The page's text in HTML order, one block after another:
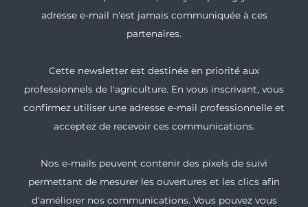
adresse e-mail n'est jamais communiquée à ces
partenaires.
Cette newsletter est destinée en priorité aux
professionnels de l'agriculture. En vous inscrivant, vous
confirmez utiliser une adresse e-mail professionnelle et
acceptez de recevoir ces communications.
Nos e-mails peuvent contenir des pixels de suivi
permettant de mesurer les ouvertures et les clics afin
d'améliorer nos communications. Vous pouvez vous